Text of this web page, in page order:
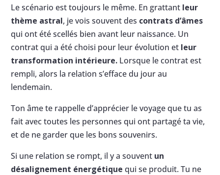
Le scénario est toujours le même. En grattant leur
thème astral, je vois souvent des contrats d’âmes
qui ont été scellés bien avant leur naissance. Un
contrat qui a été choisi pour leur évolution et leur
transformation intérieure. Lorsque le contrat est
rempli, alors la relation s’efface du jour au
lendemain.
Ton âme te rappelle d’apprécier le voyage que tu as
fait avec toutes les personnes qui ont partagé ta vie,
et de ne garder que les bons souvenirs.
Si une relation se rompt, il y a souvent un
désalignement énergétiquequi se produit. Tu ne